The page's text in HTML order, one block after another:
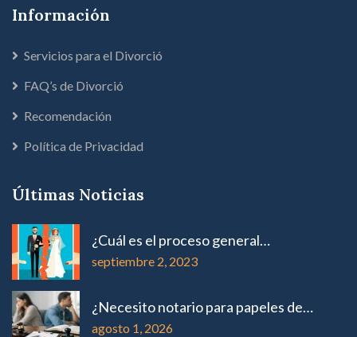
Información
Servicios para el Divorció
FAQ’s de Divorció
Recomendación
Política de Privacidad
Últimas Noticias
¿Cuál es el proceso general…
septiembre 2, 2023
¿Necesito notario para papeles de…
agosto 1, 2026